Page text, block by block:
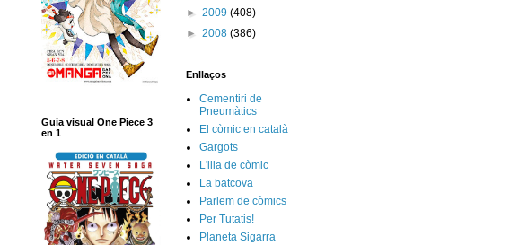
Guia visual One Piece 3
en 1
► 2009 (408)
► 2008 (386)
Enllaços
Cementiri de
Pneumàtics
El còmic en català
Gargots
L'illa de còmic
La batcova
Parlem de còmics
Per Tutatis!
Planeta Sigarra